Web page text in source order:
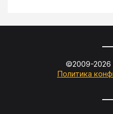
©2009-2026
Политика